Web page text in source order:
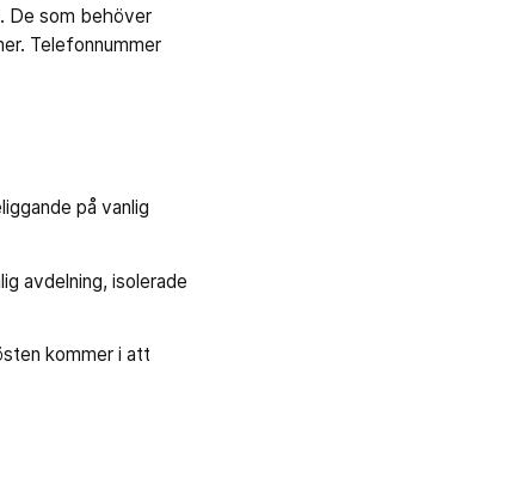
De som behöver
Telefonnummer
på vanlig
avdelning, isolerade
kommer i att